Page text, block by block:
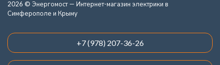
2026 © Энергомост — Интернет-магазин электрики в
Симферополе и Крыму
+7 (978) 207-36-26